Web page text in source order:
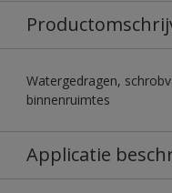
Watergedragen,
binnenruimtes
Applicatie